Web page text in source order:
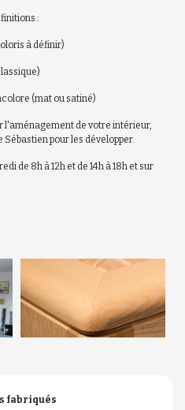
:
ou satiné)
l'aménagement de votre intérieur,
pour les développer.
de 8h à 12h et de 14h à 18h et sur
fabriqués